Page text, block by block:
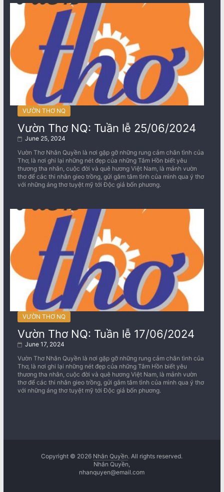
VƯỜN THƠ NQ
Vườn Thơ NQ: Tuần lễ 25/06/2024
June 25, 2024
Vườn Thơ Nhân Quyền là nơi gặp gỡ những rung cảm chân tình của
Thơ, là nơi ghi lại những nét đẹp của những Tâm Hồn biết yêu
thương tha nhân, cuộc đời và quê hương Việt Nam, là mảnh vườn
thơ để các thi nhân gieo trồng, gửi gắm tâm tình của mình qua ý thơ
với những áng thơ tuyệt mỹ tới Độc giả bốn phương.
VƯỜN THƠ NQ
Vườn Thơ NQ: Tuần lễ 17/06/2024
June 17, 2024
Vườn Thơ Nhân Quyền là nơi gặp gỡ những rung cảm chân tình của
Thơ, là nơi ghi lại những nét đẹp của những Tâm Hồn biết yêu
thương tha nhân, cuộc đời và quê hương Việt Nam, là mảnh vườn
thơ để các thi nhân gieo trồng, gửi gắm tâm tình của mình qua ý thơ
với những áng thơ tuyệt mỹ tới Độc giả bốn phương.
Copyright © 2026 Nhân Quyền. All rights reserved.
Nhân Quyền,
nhanquyen@email.com